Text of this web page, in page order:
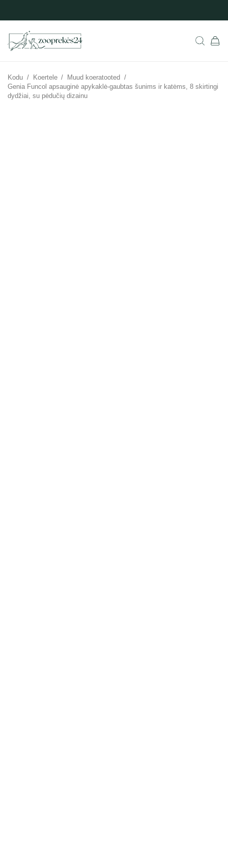
Kodu / Koertele / Muud koeratooted /
Genia Funcol apsauginė apykaklė-gaubtas šunims ir katėms, 8 skirtingi
dydžiai, su pėdučių dizainu